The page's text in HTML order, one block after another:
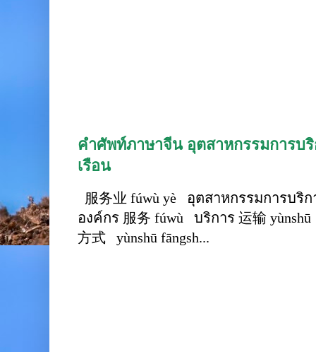
คำศัพท์ภาษาจีน อุตสาหกรรมการบ
เรือน
服务业 fúwù yè อุตสาหกรรมการบริ
องค์กร 服务 fúwù บริการ 运输
方式 yùnshū fāngsh...